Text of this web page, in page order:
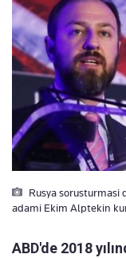
Rusya sorusturmasi
adami Ekim Alptekin
ABD'de 2018